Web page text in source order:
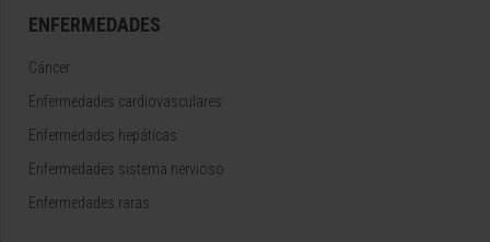
ENFERMEDADES
Cáncer
Enfermedades cardiovasculares
Enfermedades hepáticas
Enfermedades sistema nervioso
Enfermedades raras